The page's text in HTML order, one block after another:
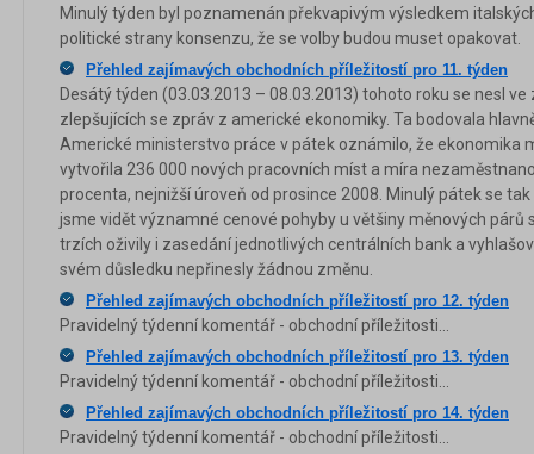
Minulý týden byl poznamenán překvapivým výsledkem
politické strany konsenzu, že se volby budou muset opakovat.
Přehled zajímavých obchodních příležitostí pro 11. týden
Desátý týden (03.03.2013 – 08.03.2013) tohoto roku se nesl
zlepšujících se zpráv z americké ekonomiky. Ta bodovala
Americké ministerstvo práce v pátek oznámilo, že ekonomika
vytvořila 236 000 nových pracovních míst a míra
procenta, nejnižší úroveň od prosince 2008. Minulý pátek se
jsme vidět významné cenové pohyby u většiny měnových párů
trzích oživily i zasedání jednotlivých centrálních bank a
svém důsledku nepřinesly žádnou změnu.
Přehled zajímavých obchodních příležitostí pro 12. týden
Pravidelný týdenní komentář - obchodní příležitosti...
Přehled zajímavých obchodních příležitostí pro 13. týden
Pravidelný týdenní komentář - obchodní příležitosti...
Přehled zajímavých obchodních příležitostí pro 14. týden
Pravidelný týdenní komentář - obchodní příležitosti...